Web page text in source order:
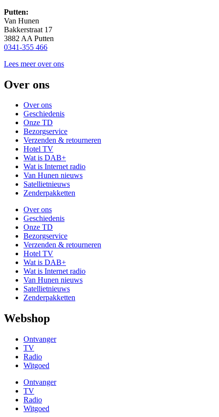
Putten:
Van Hunen
Bakkerstraat 17
3882 AA Putten
0341-355 466
Lees meer over ons
Over ons
Over ons
Geschiedenis
Onze TD
Bezorgservice
Verzenden & retourneren
Hotel TV
Wat is DAB+
Wat is Internet radio
Van Hunen nieuws
Satellietnieuws
Zenderpakketten
Over ons
Geschiedenis
Onze TD
Bezorgservice
Verzenden & retourneren
Hotel TV
Wat is DAB+
Wat is Internet radio
Van Hunen nieuws
Satellietnieuws
Zenderpakketten
Webshop
Ontvanger
TV
Radio
Witgoed
Ontvanger
TV
Radio
Witgoed